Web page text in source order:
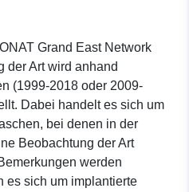
alpestre)
Grand East Network
der Art wird anhand
(1999-2018 oder 2009-
Dabei handelt es sich um
bei denen in der
Beobachtung der Art
werden
es sich um implantierte